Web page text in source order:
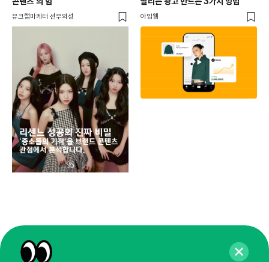
유크랩마케터 선우의성 아임웹